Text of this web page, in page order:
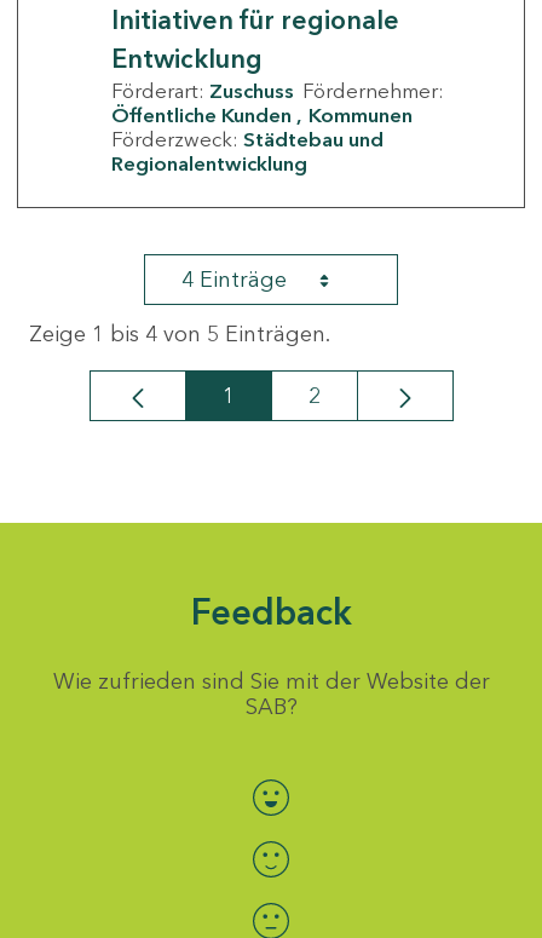
Initiativen für regionale
Entwicklung
Förderart: Zuschuss Fördernehmer:
Öffentliche Kunden
Kommunen
Förderzweck: Städtebau und
Regionalentwicklung
4 Einträge
Zeige 1 bis 4 von 5 Einträgen.
Seite
1 Seite
2
Feedback
Wie zufrieden sind Sie mit der Website der
SAB?
Bewertung auswählen